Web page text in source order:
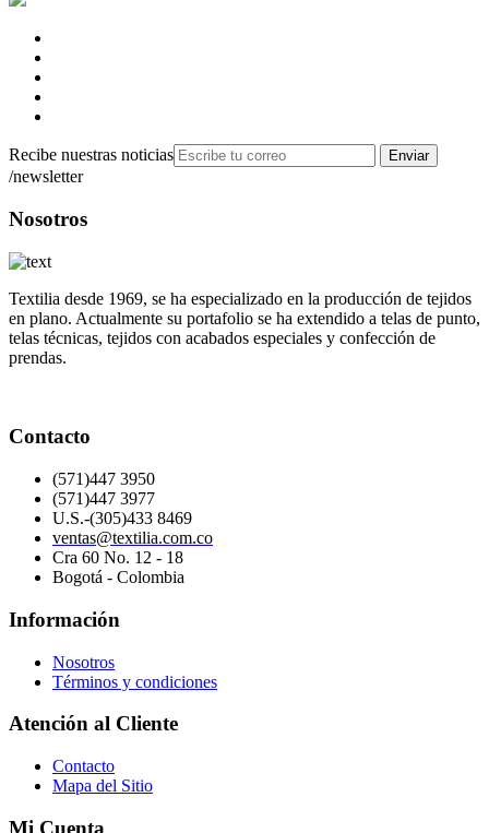
Recibe nuestras noticias Enviar
/newsletter
Nosotros
Textilia desde 1969, se ha especializado en la producción de tejidos
en plano. Actualmente su portafolio se ha extendido a telas de punto,
telas técnicas, tejidos con acabados especiales y confección de
prendas.
Contacto
(571)447 3950
(571)447 3977
U.S.-(305)433 8469
ventas@textilia.com.co
Cra 60 No. 12 - 18
Bogotá - Colombia
Información
Nosotros
Términos y condiciones
Atención al Cliente
Contacto
Mapa del Sitio
Mi Cuenta